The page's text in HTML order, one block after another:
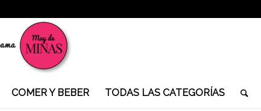
COMER Y BEBER TODAS LAS CATEGORÍAS